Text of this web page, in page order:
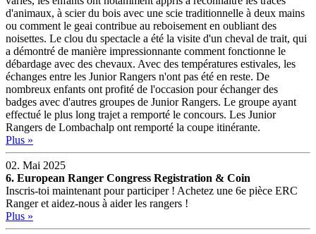
d'animaux, à scier du bois avec une scie traditionnelle à deux mains
ou comment le geai contribue au reboisement en oubliant des
noisettes. Le clou du spectacle a été la visite d'un cheval de trait, qui
a démontré de manière impressionnante comment fonctionne le
débardage avec des chevaux. Avec des températures estivales, les
échanges entre les Junior Rangers n'ont pas été en reste. De
nombreux enfants ont profité de l'occasion pour échanger des
badges avec d'autres groupes de Junior Rangers. Le groupe ayant
effectué le plus long trajet a remporté le concours. Les Junior
Rangers de Lombachalp ont remporté la coupe itinérante.
Plus »
02. Mai 2025
6. European Ranger Congress Registration & Coin
Inscris-toi maintenant pour participer ! Achetez une 6e pièce ERC
Ranger et aidez-nous à aider les rangers !
Plus »